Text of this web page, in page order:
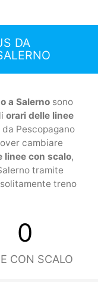
DA
a Salernosono
orari delle linee
Pescopagano
cambiare
linee con scalo,
tramite
treno
0
CON SCALO